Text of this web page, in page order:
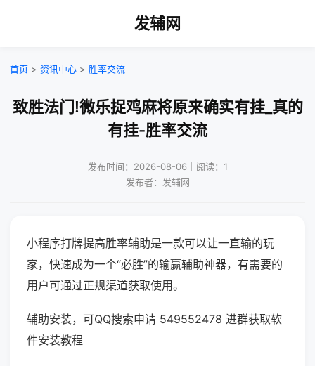
发辅网
首页 > 资讯中心 > 胜率交流
致胜法门!微乐捉鸡麻将原来确实有挂_真的
有挂-胜率交流
发布时间：2026-08-06｜阅读：1
发布者：发辅网
小程序打牌提高胜率辅助是一款可以让一直输的玩
家，快速成为一个“必胜”的输赢辅助神器，有需要的
用户可通过正规渠道获取使用。
辅助安装，可QQ搜索申请 549552478 进群获取软
件安装教程